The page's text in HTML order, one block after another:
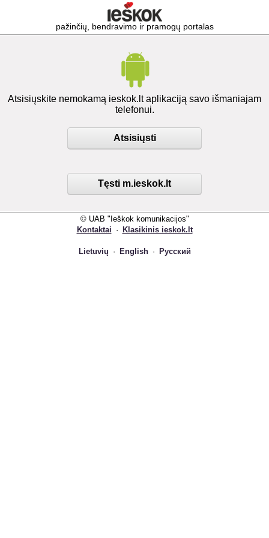
pažinčių, bendravimo ir pramogų portalas
Atsisiųskite nemokamą ieskok.lt aplikaciją savo išmaniajam
telefonui.
Atsisiųsti
Tęsti m.ieskok.lt
© UAB "Ieškok komunikacijos"
Kontaktai · Klasikinis ieskok.lt
Lietuvių · English · Русский